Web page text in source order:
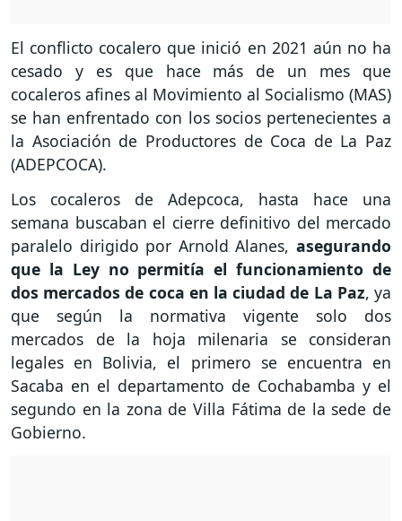
El conflicto cocalero que inició en 2021 aún no ha
cesado y es que hace más de un mes que
cocaleros afines al Movimiento al Socialismo (MAS)
se han enfrentado con los socios pertenecientes a
la Asociación de Productores de Coca de La Paz
(ADEPCOCA).
Los cocaleros de Adepcoca, hasta hace una
semana buscaban el cierre definitivo del mercado
paralelo dirigido por Arnold Alanes, asegurando
que la Ley no permitía el funcionamiento de
dos mercados de coca en la ciudad de La Paz, ya
que según la normativa vigente solo dos
mercados de la hoja milenaria se consideran
legales en Bolivia, el primero se encuentra en
Sacaba en el departamento de Cochabamba y el
segundo en la zona de Villa Fátima de la sede de
Gobierno.